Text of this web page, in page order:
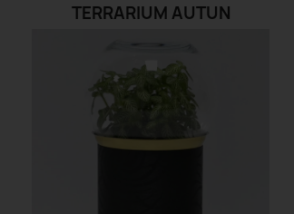
TERRARIUM AUTUN